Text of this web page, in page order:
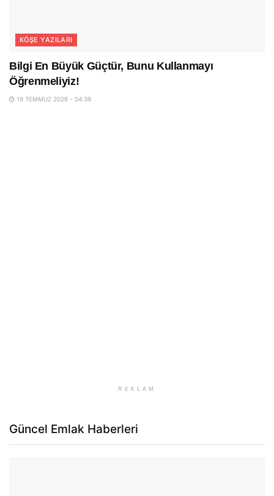
KÖŞE YAZILARI
Bilgi En Büyük Güçtür, Bunu Kullanmayı
Öğrenmeliyiz!
19 TEMMUZ 2026 - 04:39
REKLAM
Güncel Emlak Haberleri